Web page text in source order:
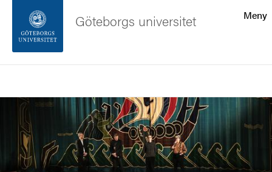
Sidfoten
Om webbplatsen
Meny
Göteborgs universitet
Bild